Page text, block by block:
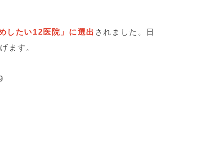
したい12医院」に選出 されました。日
ます。